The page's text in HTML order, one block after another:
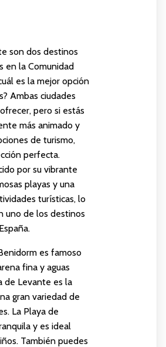
son dos destinos
en la Comunidad
es la mejor opción
Ambas ciudades
pero si estás
más animado y
de turismo,
perfecta.
por su vibrante
playas y una
turísticas, lo
uno de los destinos
es famoso
fina y aguas
de Levante es la
gran variedad de
La Playa de
y es ideal
También puedes